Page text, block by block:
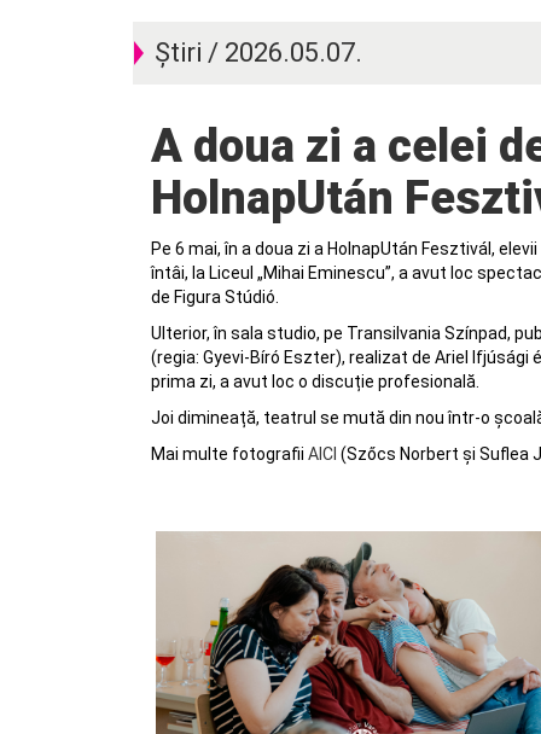
Știri / 2026.05.07.
A doua zi a celei de-a 14-a ediții a
HolnapUtán
Pe 6 mai, în a doua zi a HolnapUtán Fesztivál,
întâi, la Liceul „Mihai Eminescu”, a avut loc
de Figura Stúdió.
Ulterior, în sala studio, pe Transilvania Színpad,
(regia: Gyevi-Bíró Eszter), realizat de Ariel
prima zi, a avut loc o discuție profesională.
Joi dimineață, teatrul se mută din nou într-o
Mai multe fotografii AICI (Szőcs Norbert și Suflea